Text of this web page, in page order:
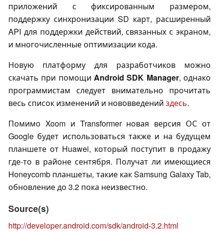
приложений с фиксированным размером,
поддержку синхронизации SD карт, расширенный
API для поддержки действий, связанных с экраном,
и многочисленные оптимизации кода.
Новую платформу для разработчиков можно
скачать при помощи Android SDK Manager, однако
программистам следует внимательно прочитать
весь список изменений и нововведений здесь.
Помимо Xoom и Transformer новая версия ОС от
Google будет использоваться также и на будущем
планшете от Huawei, который поступит в продажу
где-то в районе сентября. Получат ли имеющиеся
Honeycomb планшеты, такие как Samsung Galaxy Tab,
обновление до 3.2 пока неизвестно.
Source(s)
http://developer.android.com/sdk/android-3.2.html